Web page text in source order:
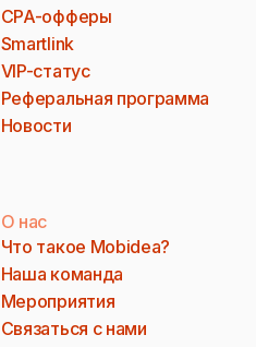
CPA-офферы
Smartlink
VIP-статус
Реферальная программа
Новости
О нас
Что такое Mobidea?
Наша команда
Мероприятия
Связаться с нами